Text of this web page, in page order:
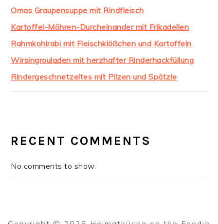
Omas Graupensuppe mit Rindfleisch
Kartoffel-Möhren-Durcheinander mit Frikadellen
Rahmkohlrabi mit Fleischklößchen und Kartoffeln
Wirsingrouladen mit herzhafter Rinderhackfüllung
Rindergeschnetzeltes mit Pilzen und Spätzle
RECENT COMMENTS
No comments to show.